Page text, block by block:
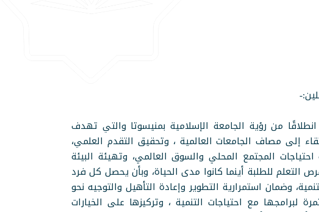
من رؤية الجامعة الإسلامية بمنيسوتا والتي تهدف
إلى مصاف الجامعات العالمية ، وتحقيق التقدم العلمي،
احتياجات المجتمع المحلي والسوق العالمي، وتهيئة البيئة
التعلم للطلبة أينما كانوا مدى الحياة، وبأن يحصل كل فرد
وضمان استمرارية التطوير وإعادة التأهيل والتوجيه نحو
لبرامجها مع احتياجات التنمية ، وتركيزها على الخيارات